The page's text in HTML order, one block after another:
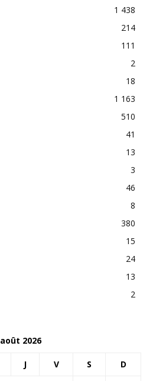
1 438
214
111
2
18
1 163
510
41
13
3
46
8
380
15
24
13
2
août 2026
J V S D